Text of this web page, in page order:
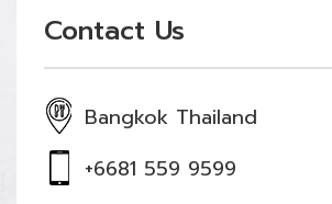
Contact Us
Bangkok Thailand
+6681 559 9599